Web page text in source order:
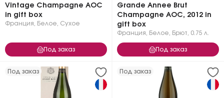
Vintage Champagne АОC
in gift box
Франция Белое Сухое
Под заказ
Grande Annee Brut
Champagne AOC, 2012 in
gift box
Франция Белое Брют 0.75 л.
Под заказ
Под заказ Под заказ